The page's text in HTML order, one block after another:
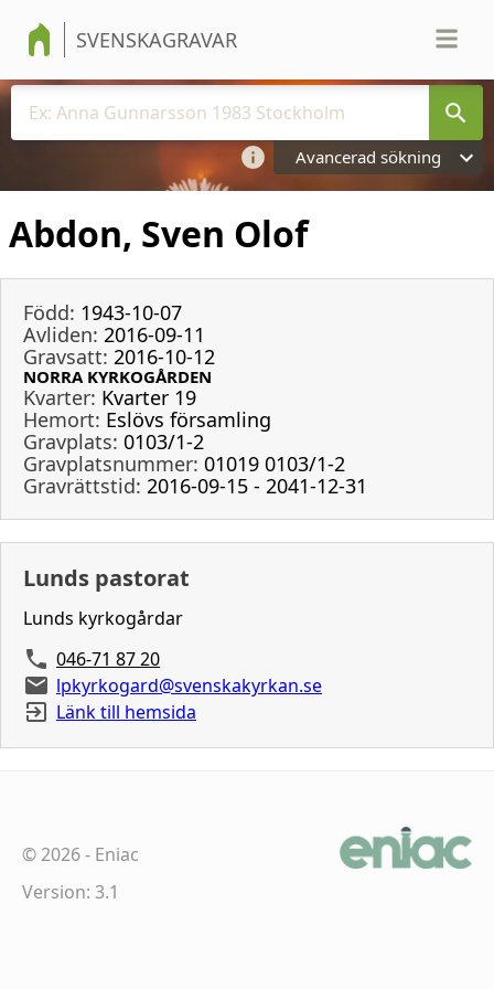
SVENSKAGRAVAR
Avancerad sökning
Abdon, Sven Olof
Född: 1943-10-07
Avliden: 2016-09-11
Gravsatt: 2016-10-12
NORRA KYRKOGÅRDEN
Kvarter: Kvarter 19
Hemort: Eslövs församling
Gravplats: 0103/1-2
Gravplatsnummer: 01019 0103/1-2
Gravrättstid: 2016-09-15 - 2041-12-31
Lunds pastorat
Lunds kyrkogårdar
046-71 87 20
lpkyrkogard@svenskakyrkan.se
Länk till hemsida
©2026- Eniac
Version: 3.1